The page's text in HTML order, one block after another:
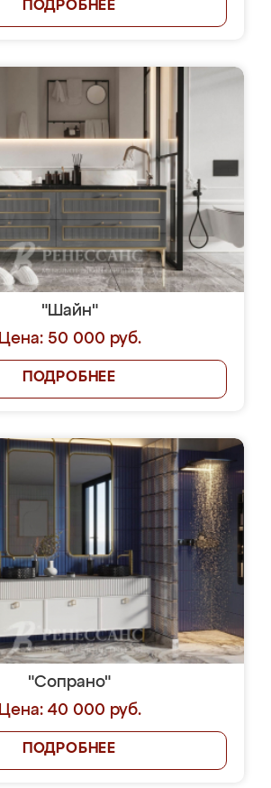
ПОДРОБНЕЕ
"Шайн"
Цена: 50 000 руб.
ПОДРОБНЕЕ
"Сопрано"
Цена: 40 000 руб.
ПОДРОБНЕЕ